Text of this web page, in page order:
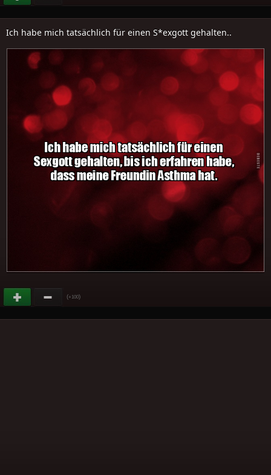
Ich habe mich tatsächlich für einen S*exgott gehalten..
(+100)